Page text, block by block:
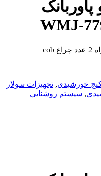
خورشیدی, تجهیزات سولار
, سیستم روشنایی